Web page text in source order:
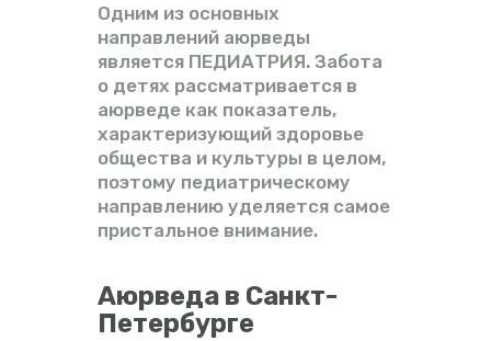
Одним из основных
направлений аюрведы
является ПЕДИАТРИЯ. Забота
о детях рассматривается в
аюрведе как показатель,
характеризующий здоровье
общества и культуры в целом,
поэтому педиатрическому
направлению уделяется самое
пристальное внимание.
Аюрведа в Санкт-
Петербурге